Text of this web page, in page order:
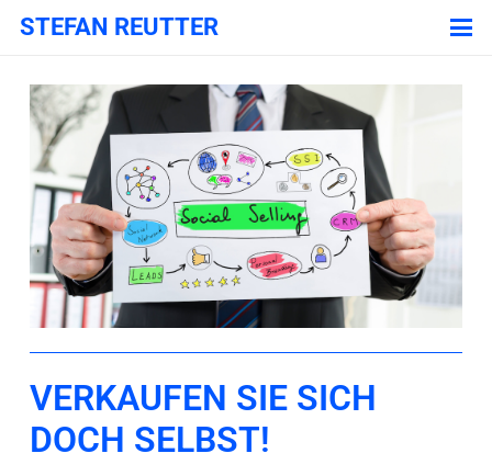
STEFAN REUTTER
VERKAUFEN SIE SICH
DOCH SELBST!